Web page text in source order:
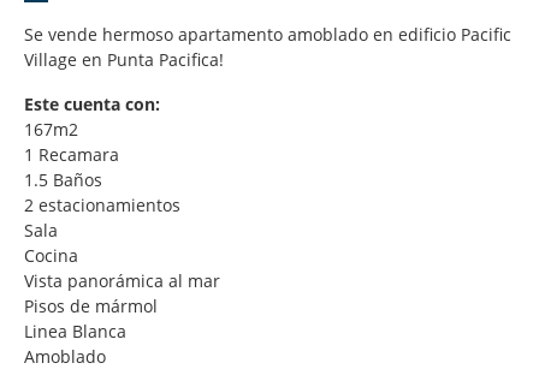
Se vende hermoso apartamento amoblado en edificio Pacific
Village en Punta Pacifica!
Este cuenta con:
167m2
1 Recamara
1.5 Baños
2 estacionamientos
Sala
Cocina
Vista panorámica al mar
Pisos de mármol
Linea Blanca
Amoblado